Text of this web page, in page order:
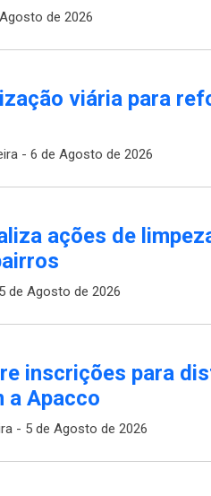
de 2026
viária para
- 6 de Agosto de 2026
ações de
de Agosto de 2026
inscrições para
a Apacco
- 5 de Agosto de 2026